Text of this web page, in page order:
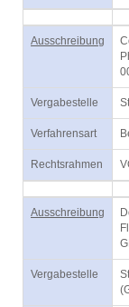
Ausschreibung
Vergabestelle
Verfahrensart
Rechtsrahmen
Ausschreibung
Vergabestelle